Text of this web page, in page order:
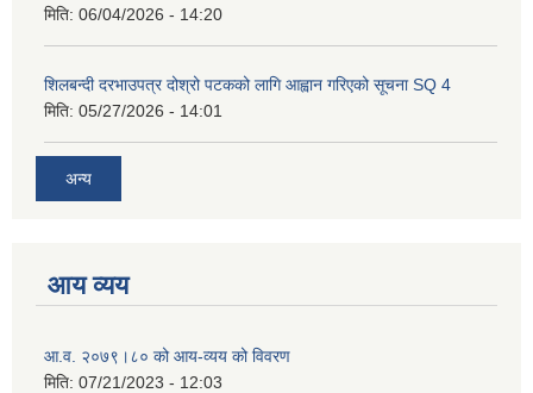
मिति: 06/04/2026 - 14:20
शिलबन्दी दरभाउपत्र दोश्रो पटकको लागि आह्वान गरिएको सूचना SQ 4
मिति: 05/27/2026 - 14:01
अन्य
आय व्यय
आ.व. २०७९।८० को आय-व्यय को विवरण
मिति: 07/21/2023 - 12:03